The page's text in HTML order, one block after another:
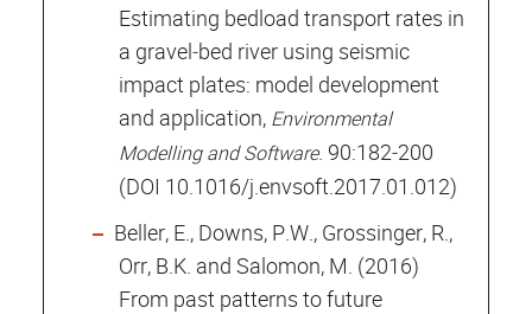
Estimating bedload transport rates in
a gravel‐bed river using seismic
impact plates: model development
and application, Environmental
Modelling and Software. 90:182‐200
(DOI 10.1016/j.envsoft.2017.01.012)
Beller, E., Downs, P.W., Grossinger, R.,
Orr, B.K. and Salomon, M. (2016)
From past patterns to future